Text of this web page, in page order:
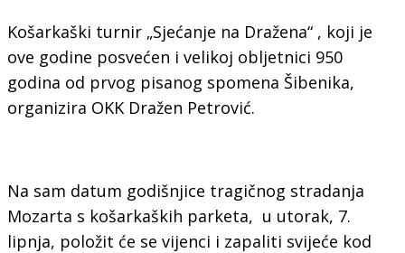
Košarkaški turnir „Sjećanje na Dražena“ , koji je
ove godine posvećen i velikoj obljetnici 950
godina od prvog pisanog spomena Šibenika,
organizira OKK Dražen Petrović.
Na sam datum godišnjice tragičnog stradanja
Mozarta s košarkaških parketa, u utorak, 7.
lipnja, položit će se vijenci i zapaliti svijeće kod